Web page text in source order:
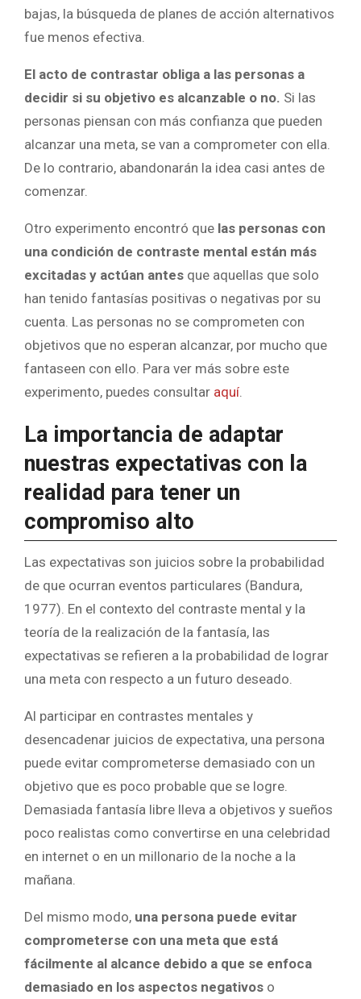
bajas, la búsqueda de planes de acción alternativos
fue menos efectiva.
El acto de contrastar obliga a las personas a
decidir si su objetivo es alcanzable o no. Si las
personas piensan con más confianza que pueden
alcanzar una meta, se van a comprometer con ella.
De lo contrario, abandonarán la idea casi antes de
comenzar.
Otro experimento encontró que las personas con
una condición de contraste mental están más
excitadas y actúan antes que aquellas que solo
han tenido fantasías positivas o negativas por su
cuenta. Las personas no se comprometen con
objetivos que no esperan alcanzar, por mucho que
fantaseen con ello. Para ver más sobre este
experimento, puedes consultar aquí.
La importancia de adaptar
nuestras expectativas con la
realidad para tener un
compromiso alto
Las expectativas son juicios sobre la probabilidad
de que ocurran eventos particulares (Bandura,
1977). En el contexto del contraste mental y la
teoría de la realización de la fantasía, las
expectativas se refieren a la probabilidad de lograr
una meta con respecto a un futuro deseado.
Al participar en contrastes mentales y
desencadenar juicios de expectativa, una persona
puede evitar comprometerse demasiado con un
objetivo que es poco probable que se logre.
Demasiada fantasía libre lleva a objetivos y sueños
poco realistas como convertirse en una celebridad
en internet o en un millonario de la noche a la
mañana.
Del mismo modo, una persona puede evitar
comprometerse con una meta que está
fácilmente al alcance debido a que se enfoca
demasiado en los aspectos negativos o